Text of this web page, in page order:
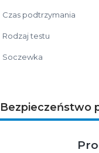
Czas podtrzymania
Rodzaj testu
Soczewka
Bezpieczeństwo